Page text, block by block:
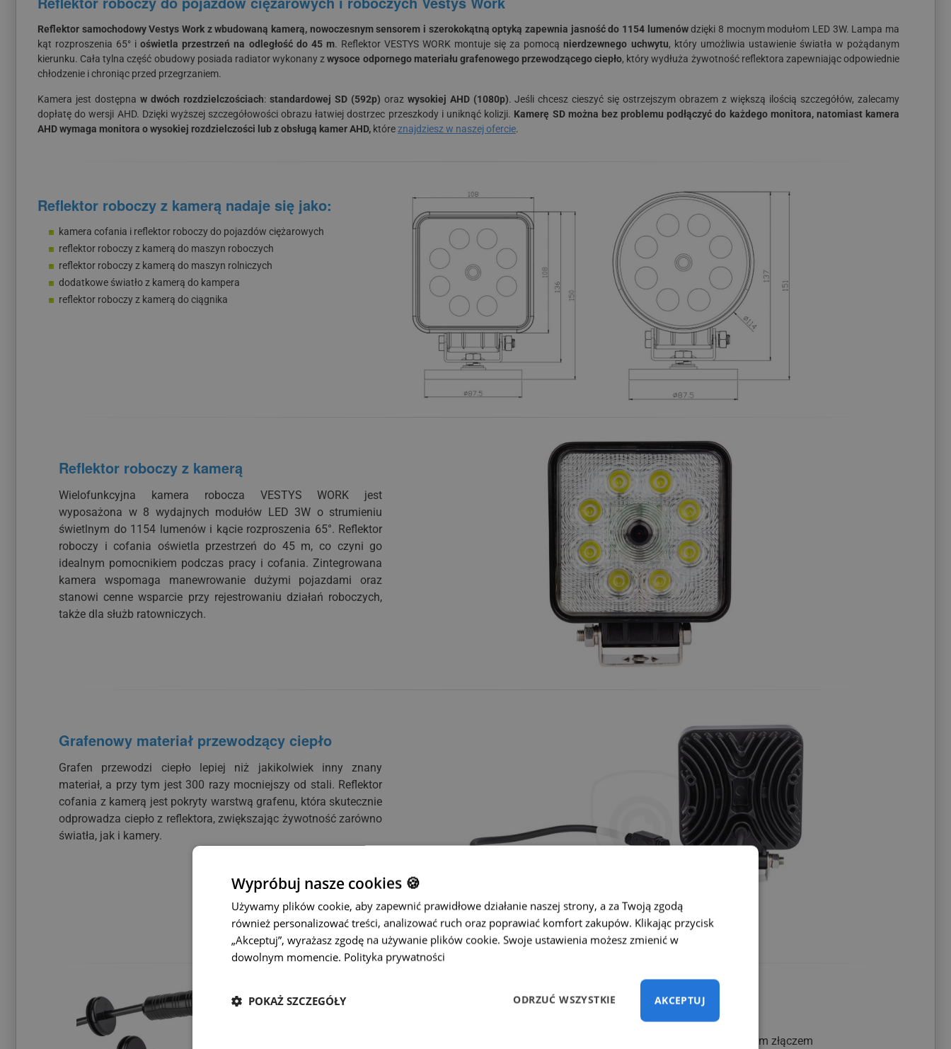
Reflektor samochodowy Vestys Work z wbudowaną kamerą, nowoczesnym sensorem i szerokokątną optyką zapewnia jasność do 1154 lumenówdzięki 8 mocnym modułom LED 3W. Lampa ma
kąt rozproszenia 65° ioświetla przestrzeń na odległość do 45 m. Reflektor VESTYS WORK montuje się za pomocąnierdzewnego uchwytu, który umożliwia ustawienie światła w pożądanym
kierunku. Cała tylna część obudowy posiada radiator wykonany zwysoce odpornego materiału grafenowego przewodzącego ciepło, który wydłuża żywotność reflektora zapewniając odpowiednie
chłodzenie i chroniąc przed przegrzaniem.
Kamera jest dostępna w dwóch rozdzielczościach: standardowej SD (592p) oraz wysokiej AHD (1080p). Jeśli chcesz cieszyć się ostrzejszym obrazem z większą ilością szczegółów, zalecamy
dopłatę do wersji AHD. Dzięki wyższej szczegółowości obrazu łatwiej dostrzec przeszkody i uniknąć kolizji. Kamerę SD można bez problemu podłączyć do każdego monitora, natomiast kamera
AHD wymaga monitora o wysokiej rozdzielczości lub z obsługą kamer AHD, któreznajdziesz w naszej ofercie.
Reflektor roboczy z kamerą nadaje się jako:
kamera cofania i reflektor roboczy do pojazdów ciężarowych
reflektor roboczy z kamerą do maszyn roboczych
reflektor roboczy z kamerą do maszyn rolniczych
dodatkowe światło z kamerą do kampera
reflektor roboczy z kamerą do ciągnika
Reflektor roboczy z kamerą
Wielofunkcyjna kamera robocza VESTYS WORK jest
wyposażona w 8 wydajnych modułów LED 3W o strumieniu
świetlnym do 1154 lumenów i kącie rozproszenia 65°. Reflektor
roboczy i cofania oświetla przestrzeń do 45 m, co czyni go
idealnym pomocnikiem podczas pracy i cofania. Zintegrowana
kamera wspomaga manewrowanie dużymi pojazdami oraz
stanowi cenne wsparcie przy rejestrowaniu działań roboczych,
także dla służb ratowniczych.
Grafenowy materiał przewodzący ciepło
Grafen przewodzi ciepło lepiej niż jakikolwiek inny znany
materiał, a przy tym jest 300 razy mocniejszy od stali. Reflektor
cofania z kamerą jest pokryty warstwą grafenu, która skutecznie
odprowadza ciepło z reflektora, zwiększając żywotność zarówno
światła, jak i kamery.
Bezpieczne podłączenie kamery
Kamera jest wyposażona w ekranowany kabel z 4-pinowym złączem
Wypróbuj nasze cookies 🍪
Używamy plików cookie, aby zapewnić prawidłowe działanie naszej strony, a za Twoją zgodą
również personalizować treści, analizować ruch oraz poprawiać komfort zakupów. Klikając przycisk
„Akceptuj”, wyrażasz zgodę na używanie plików cookie. Swoje ustawienia możesz zmienić w
dowolnym momencie. Polityka prywatności
AKCEPTUJ
ODRZUĆ WSZYSTKIE
POKAŻ SZCZEGÓŁY